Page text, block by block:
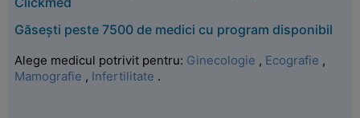
Găsești peste 7500 de medici cu program disponibil
Alege medicul potrivit pentru: Ginecologie , Ecografie ,
Mamografie , Infertilitate .